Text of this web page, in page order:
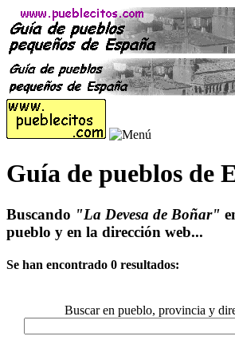
Guía de pueblos de
Buscando "La Devesa de Boñar"
pueblo y en la dirección web...
Se han encontrado 0 resultados:
Buscar en pueblo, provincia y